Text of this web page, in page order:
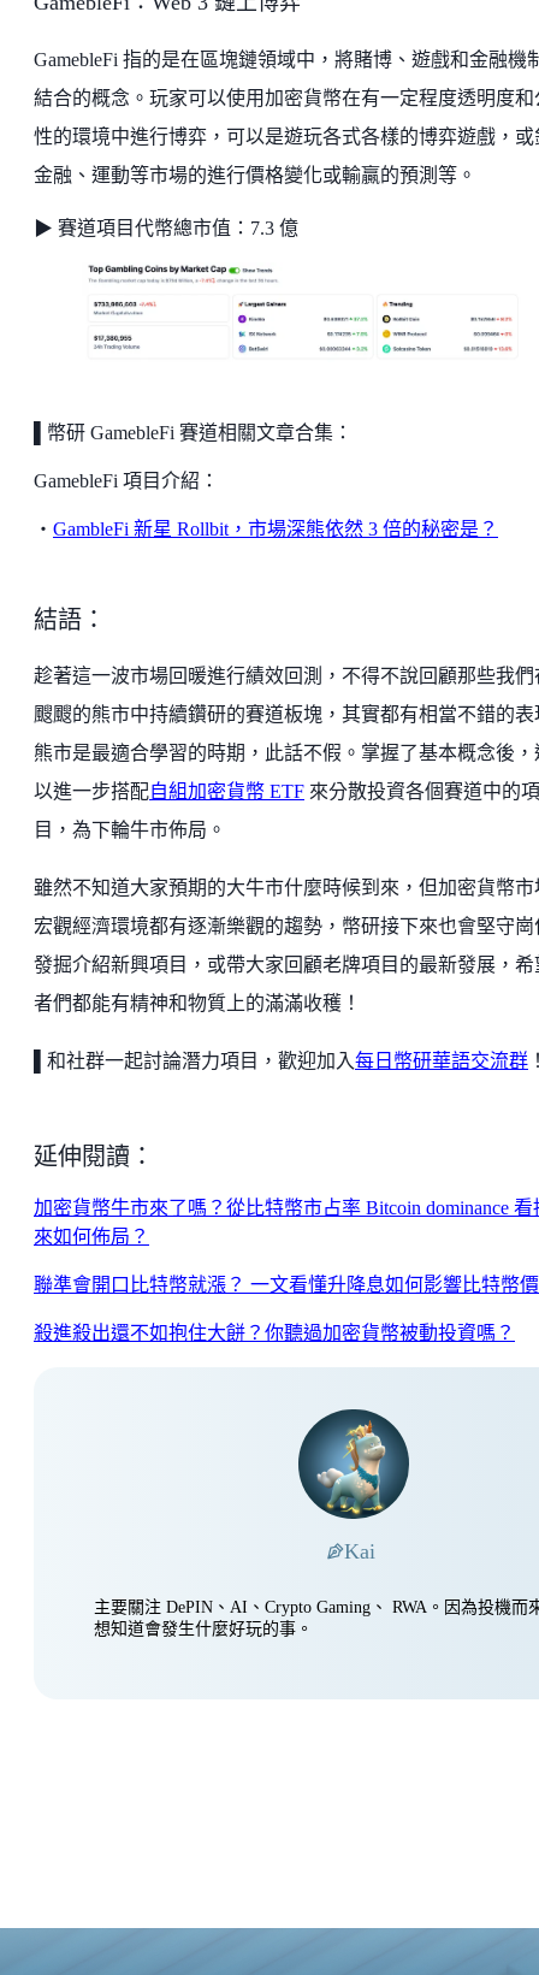
GamebleFi 指的是在區塊鏈領域中，將賭博、遊戲和金融機
結合的概念。玩家可以使用加密貨幣在有一定程度透明度和
性的環境中進行博弈，可以是遊玩各式各樣的博弈遊戲，或
金融、運動等市場的進行價格變化或輸贏的預測等。
▶ 賽道項目代幣總市值：7.3 億
幣研 GamebleFi 賽道相關文章合集：
GamebleFi 項目介紹：
・ GambleFi 新星 Rollbit，市場深熊依然 3 倍的秘密是？
結語：
趁著這一波市場回暖進行績效回測，不得不說回顧那些我們
颼颼的熊市中持續鑽研的賽道板塊，其實都有相當不錯的表
熊市是最適合學習的時期，此話不假。掌握了基本概念後，
以進一步搭配自組加密貨幣 ETF 來分散投資各個賽道中的項
目，為下輪牛市佈局。
雖然不知道大家預期的大牛市什麼時候到來，但加密貨幣市
宏觀經濟環境都有逐漸樂觀的趨勢，幣研接下來也會堅守崗
發掘介紹新興項目，或帶大家回顧老牌項目的最新發展，希
者們都能有精神和物質上的滿滿收穫！
和社群一起討論潛力項目，歡迎加入每日幣研華語交流群
延伸閱讀：
加密貨幣牛市來了嗎？從比特幣市占率 Bitcoin dominance 看
來如何佈局？
聯準會開口比特幣就漲？ 一文看懂升降息如何影響比特幣
殺進殺出還不如抱住大餅？你聽過加密貨幣被動投資嗎？
Kai
主要關注 DePIN、AI、Crypto Gaming、 RWA。因為投機而
想知道會發生什麼好玩的事。